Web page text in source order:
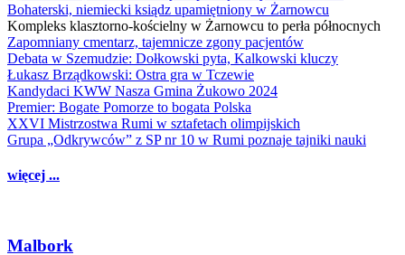
Bohaterski, niemiecki ksiądz upamiętniony w Żarnowcu
Kompleks klasztorno-kościelny w Żarnowcu to perła północnych
Zapomniany cmentarz, tajemnicze zgony pacjentów
Debata w Szemudzie: Dołkowski pyta, Kalkowski kluczy
Łukasz Brządkowski: Ostra gra w Tczewie
Kandydaci KWW Nasza Gmina Żukowo 2024
Premier: Bogate Pomorze to bogata Polska
XXVI Mistrzostwa Rumi w sztafetach olimpijskich
Grupa „Odkrywców” z SP nr 10 w Rumi poznaje tajniki nauki
więcej ...
Malbork